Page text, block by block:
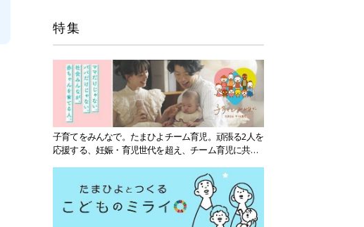
特集
子育てをみんなで。たまひよチーム育児。頑張る2人を
応援する、妊娠・育児世代を超え、チーム育児に共感